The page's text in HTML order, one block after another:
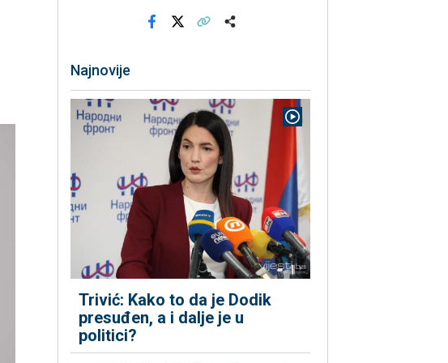
Najnovije
Trivić: Kako to da je Dodik
presuđen, a i dalje je u
politici?